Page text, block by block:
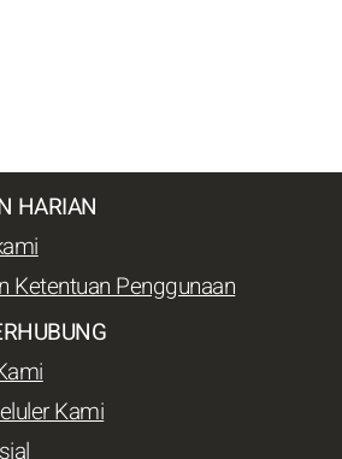
HARIAN
Ketentuan Penggunaan
Kami